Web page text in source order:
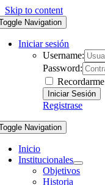
Skip to content
Navigation
Iniciar sesión
Username:
Password:
Recordarme
Registrase
Navigation
Inicio
Institucionales
Objetivos
Historia